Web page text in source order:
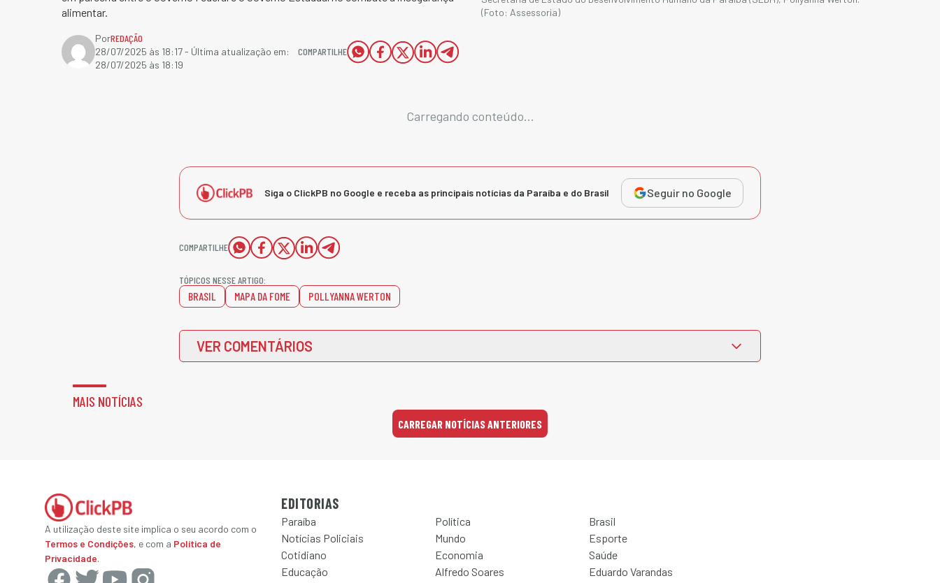
alimentar.
PorREDAÇÃO
28/07/2025 às 18:17- Última atualização em:
28/07/2025 às 18:19
COMPARTILHE
(Foto: Assessoria)
Carregando conteúdo...
Siga o ClickPB no Google e receba as principais notícias da Paraíba e do Brasil Seguir no Google
COMPARTILHE
TÓPICOS NESSE ARTIGO:
BRASIL MAPA DA FOME POLLYANNA WERTON
VER COMENTÁRIOS
MAIS NOTÍCIAS
CARREGAR NOTÍCIAS ANTERIORES
A utilização deste site implica o seu acordo com o
Termos e Condições, e com a Política de
Privacidade.
EDITORIAS
Paraíba Política
Brasil
Notícias Policiais
Mundo
Esporte
Cotidiano
Economia
Saúde
Educação
Alfredo Soares
Eduardo Varandas